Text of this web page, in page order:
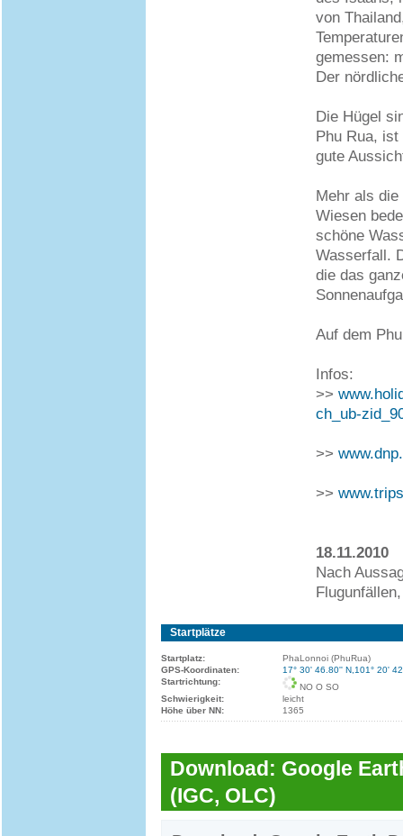
von
gemessen:
Der
Die Hügel
Phu Rua,
gute
Mehr als
Wiesen
schöne
Wasserfall.
die das
Auf dem
Infos:
>>
ch_ub-
>>
>>
18.11.2010
Nach
Startplätze
Startplatz:
PhaLonnoi (PhuRua)
GPS-Koordinaten:
17° 30' 46.80'' N,101° 20'
Startrichtung:
NO O SO
Schwierigkeit:
leicht
Höhe über NN:
1365
Download: Google
(IGC, OLC)